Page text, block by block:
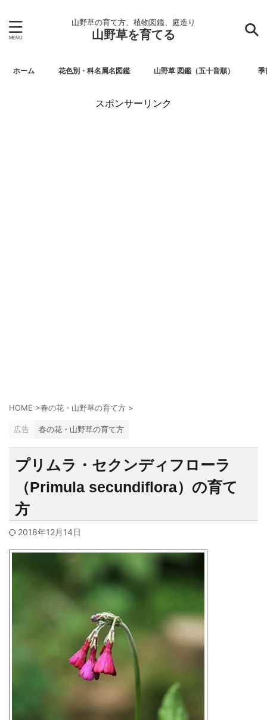
山野草の育て方、植物図鑑、庭造り
山野草を育てる
ホーム 花色別・科名属名図鑑 山野草 図鑑（五十音順） 季
スポンサーリンク
HOME >春の花・山野草の育て方 >
広告 春の花・山野草の育て方
プリムラ・セクンディフローラ
（Primula secundiflora）の育て
方
2018年12月14日